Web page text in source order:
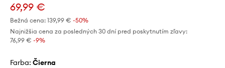
69,99 €
Bežná cena: 139,99 € -50%
Najnižšia cena za posledných 30 dní pred poskytnutím zľavy:
76,99 € -9%
Farba: čierna